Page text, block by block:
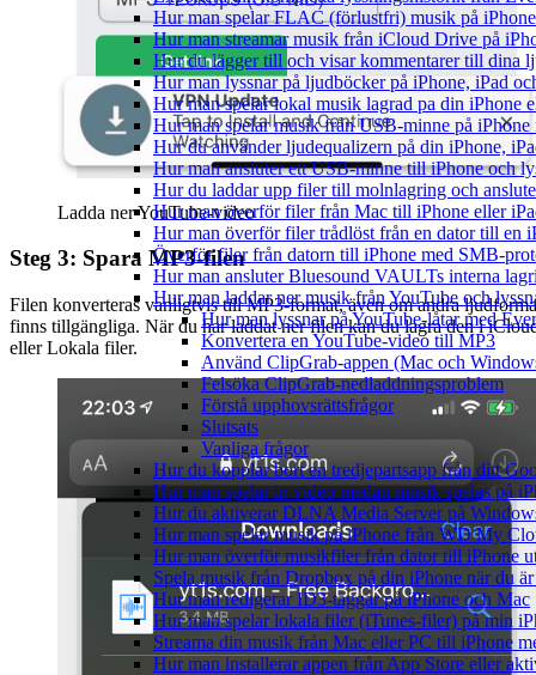
Hur man spelar FLAC (förlustfri) musik på iPhone
Hur man streamar musik från iCloud Drive på
Hur du lägger till och visar kommentarer till dina
Hur man lyssnar på ljudböcker på iPhone, iPad
Hur man spelar lokal musik lagrad pa din iPhone
Hur man spelar musik från USB-minne på
Hur du använder ljudequalizern på din iPhone,
Hur man ansluter ett USB-minne till iPhone och
Hur du laddar upp filer till molnlagring och
Hur man överför filer från Mac till iPhone eller
Hur man överför filer trådlöst från en dator till en
Överför filer från datorn till iPhone med SMB-
Hur man ansluter Bluesound VAULTs interna
Hur man laddar ner musik från YouTube och
Hur man lyssnar på YouTube-låtar med
Konvertera en YouTube-video till MP3
Använd ClipGrab-appen (Mac och
Felsöka ClipGrab-nedladdningsproblem
Förstå upphovsrättsfrågor
Slutsats
Vanliga frågor
Hur du kopplar bort en tredjepartsapp från ditt
Hur man spelar in video medan musik spelas på
Hur du aktiverar DLNA Media Server på
Hur man spelar musik på iPhone från WD My
Hur man överför musikfiler från dator till iPhone
Spela musik från Dropbox på din iPhone när du
Hur man redigerar ID3-taggar på iPhone och Mac
Hur man spelar lokala filer (iTunes-filer) på min
Streama din musik från Mac eller PC till iPhone
Hur man installerar appen från App Store eller
Ladda ner YouTube-video
Steg 3: Spara MP3-filen
Filen konverteras vanligtvis till MP3-format, även om andra
finns tillgängliga. När du har laddat ner filen kan du lagra den i
eller Lokala filer.